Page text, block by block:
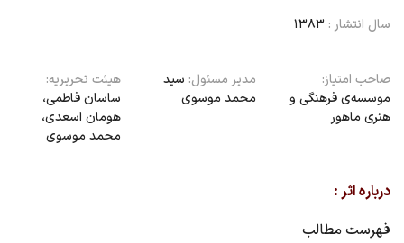
سال انتشار : 1383
صاحب امتیاز:
موسسه‌ی فرهنگی و
هنری ماهور
مدیر مسئول: سید
محمد موسوی
هیئت تحریریه:
ساسان فاطمی،‌
هومان اسعدی،
محمد موسوی
درباره اثر :
فهرست مطالب